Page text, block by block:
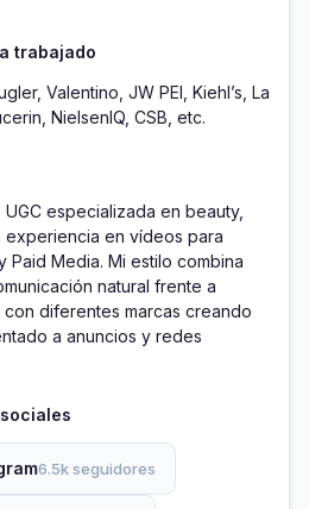
trabajado
Valentino, JW PEI, Kiehl’s, La
NielsenIQ, CSB, etc.
especializada en beauty,
en vídeos para
Paid Media. Mi estilo combina
natural frente a
diferentes marcas creando
a anuncios y redes
6.5k seguidores